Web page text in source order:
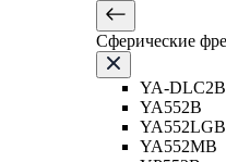
Сферические
YA-DLC2B
YA552B
YA552LGB
YA552MB